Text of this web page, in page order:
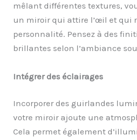
mêlant différentes textures,
un miroir qui attire l’œil et qui
personnalité. Pensez à des
brillantes selon l’ambiance
Intégrer des éclairages
Incorporer des guirlandes
votre miroir ajoute une
Cela permet également